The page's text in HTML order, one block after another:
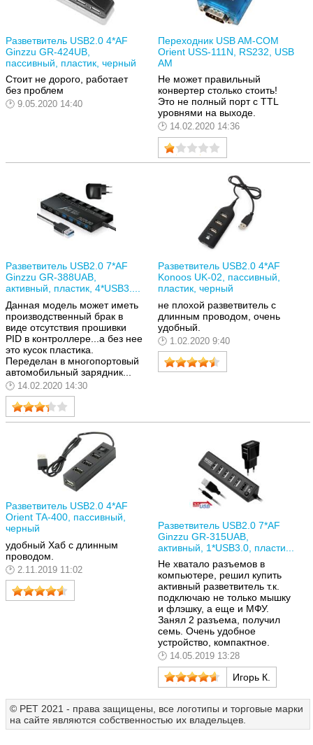
Разветвитель USB2.0 4*AF
Ginzzu GR-424UB,
пассивный, пластик, черный
Стоит не дорого, работает
без проблем
9.05.2020 14:40
Переходник USB AM-COM
Orient USS-111N, RS232, USB
AM
Не может правильный
конвертер столько стоить!
Это не полный порт с TTL
уровнями на выходе.
14.02.2020 14:36
Разветвитель USB2.0 7*AF
Ginzzu GR-388UAB,
активный, пластик, 4*USB3....
Данная модель может иметь
производственный брак в
виде отсутствия прошивки
PID в контроллере...а без нее
это кусок пластика.
Переделан в многопортовый
автомобильный зарядник...
14.02.2020 14:30
Разветвитель USB2.0 4*AF
Konoos UK-02, пассивный,
пластик, черный
не плохой разветвитель с
длинным проводом, очень
удобный.
1.02.2020 9:40
Разветвитель USB2.0 4*AF
Orient TA-400, пассивный,
черный
удобный Хаб с длинным
проводом.
2.11.2019 11:02
Разветвитель USB2.0 7*AF
Ginzzu GR-315UAB,
активный, 1*USB3.0, пласти...
Не хватало разъемов в
компьютере, решил купить
активный разветвитель т.к.
подключаю не только мышку
и флэшку, а еще и МФУ.
Занял 2 разъема, получил
семь. Очень удобное
устройство, компактное.
14.05.2019 13:28
Игорь К.
© РЕТ 2021 - права защищены, все логотипы и торговые марки
на сайте являются собственностью их владельцев.